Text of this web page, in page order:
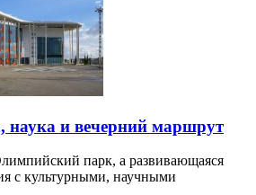
наука и вечерний маршрут
парк, а развивающаяся
с культурными, научными